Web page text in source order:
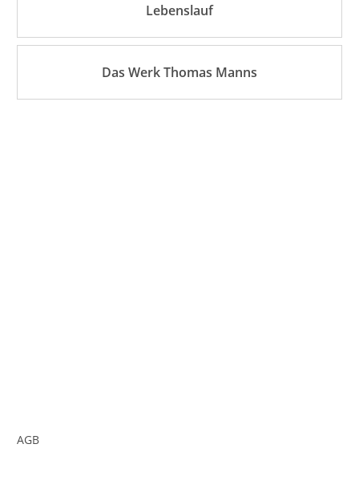
Lebenslauf
Das Werk Thomas Manns
AGB